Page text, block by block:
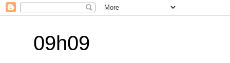
09h09